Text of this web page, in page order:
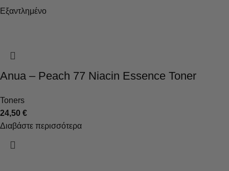
Εξαντλημένο
Anua – Peach 77 Niacin Essence Toner
Toners
24,50 €
Διαβάστε περισσότερα